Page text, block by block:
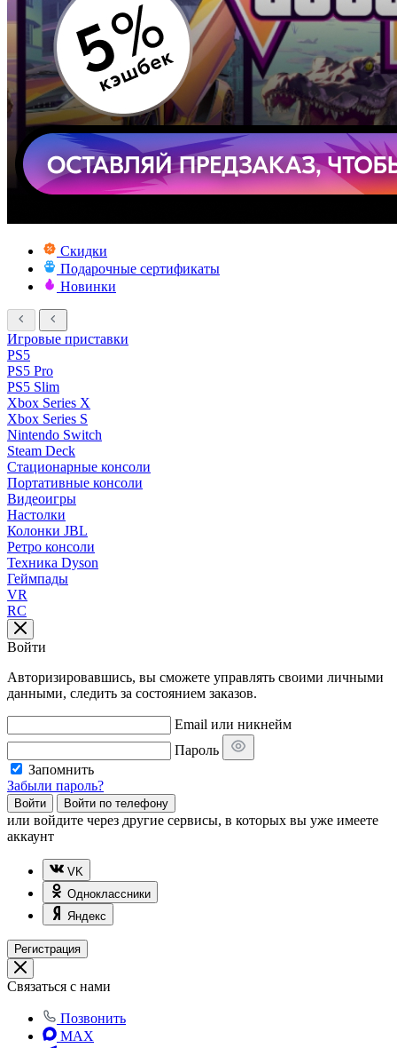
Скидки
Подарочные сертификаты
Новинки
Игровые приставки
PS5
PS5 Pro
PS5 Slim
Xbox Series X
Xbox Series S
Nintendo Switch
Steam Deck
Стационарные консоли
Портативные консоли
Видеоигры
Настолки
Колонки JBL
Ретро консоли
Техника Dyson
Геймпады
VR
RC
Войти
Авторизировавшись, вы сможете управлять своими личными
данными, следить за состоянием заказов.
Email или никнейм
Пароль
Запомнить
Забыли пароль?
Войти Войти по телефону
или войдите через другие сервисы, в которых вы уже имеете
аккаунт
VK
Одноклассники
Яндекс
Регистрация
Связаться с нами
Позвонить
MAX